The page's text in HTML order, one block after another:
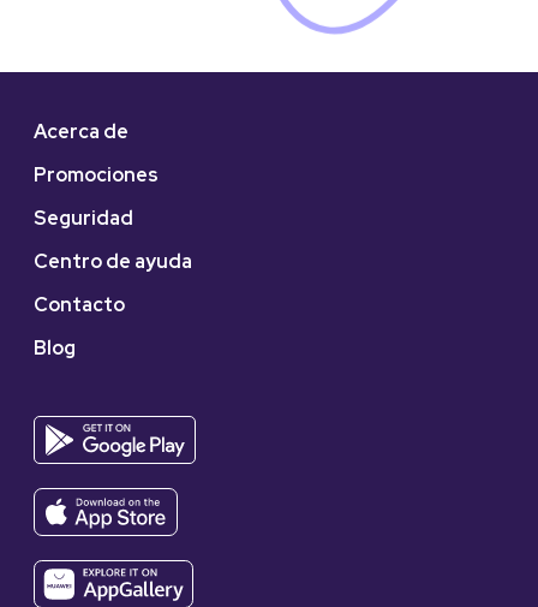
Acerca de
Promociones
Seguridad
Centro de ayuda
Contacto
Blog